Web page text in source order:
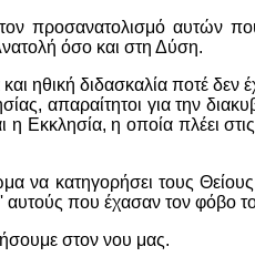
προσανατολισμό αυτών
όσο και στη Δύση.
ηθική διδασκαλία ποτέ δεν
απαραίτητοι για την
Εκκλησία, η οποία πλέει στις
να κατηγορήσει τους
αυτούς που έχασαν τον φόβο
στον νου μας.